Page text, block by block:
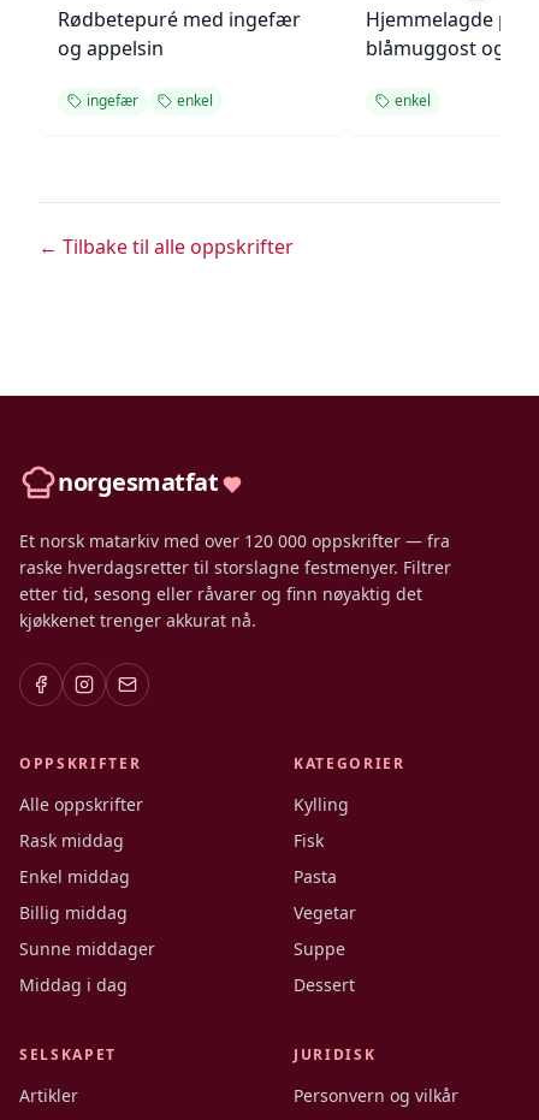
Rødbetepuré med ingefær
og appelsin
ingefær enkel
Hjemmelagde
blåmuggost og
enkel
← Tilbake til alle oppskrifter
norgesmatfat
Et norsk matarkiv med over 120 000 oppskrifter — fra
raske hverdagsretter til storslagne festmenyer. Filtrer
etter tid, sesong eller råvarer og finn nøyaktig det
kjøkkenet trenger akkurat nå.
OPPSKRIFTER
Alle oppskrifter
Rask middag
Enkel middag
Billig middag
Sunne middager
Middag i dag
KATEGORIER
Kylling
Fisk
Pasta
Vegetar
Suppe
Dessert
SELSKAPET
Artikler
JURIDISK
Personvern og vilkår